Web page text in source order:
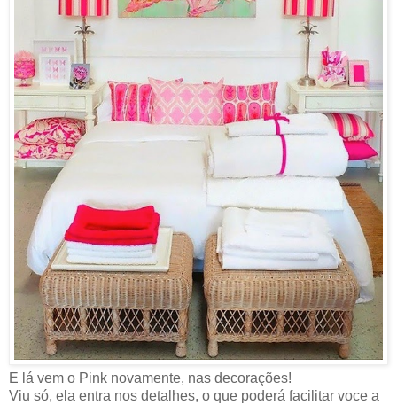
E lá vem o Pink novamente, nas decorações!
Viu só, ela entra nos detalhes, o que poderá facilitar voce a